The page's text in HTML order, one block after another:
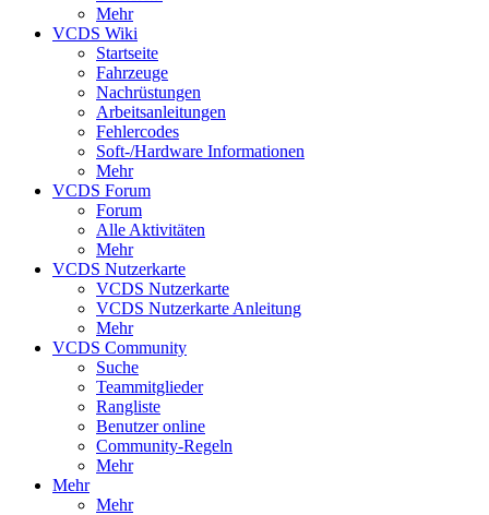
Mehr
VCDS Wiki
Startseite
Fahrzeuge
Nachrüstungen
Arbeitsanleitungen
Fehlercodes
Soft-/Hardware Informationen
Mehr
VCDS Forum
Forum
Alle Aktivitäten
Mehr
VCDS Nutzerkarte
VCDS Nutzerkarte
VCDS Nutzerkarte Anleitung
Mehr
VCDS Community
Suche
Teammitglieder
Rangliste
Benutzer online
Community-Regeln
Mehr
Mehr
Mehr